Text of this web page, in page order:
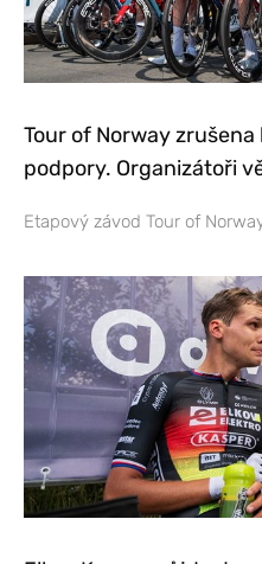
Tour of Norway
podpory. Organizátoři
Etapový závod Tour of